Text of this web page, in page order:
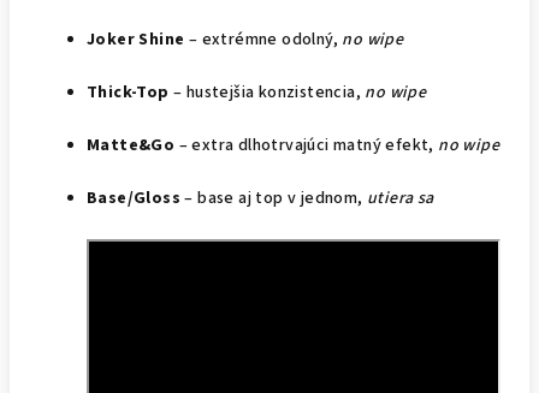
Joker Shine – extrémne odolný, no wipe
Thick-Top – hustejšia konzistencia, no wipe
Matte&Go – extra dlhotrvajúci matný efekt, no wipe
Base/Gloss – base aj top v jednom, utiera sa